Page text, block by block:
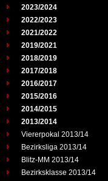
2023/2024
2022/2023
2021/2022
2019/2021
2018/2019
2017/2018
2016/2017
2015/2016
2014/2015
2013/2014
Viererpokal 2013/14
Bezirksliga 2013/14
Blitz-MM 2013/14
Bezirksklasse 2013/14